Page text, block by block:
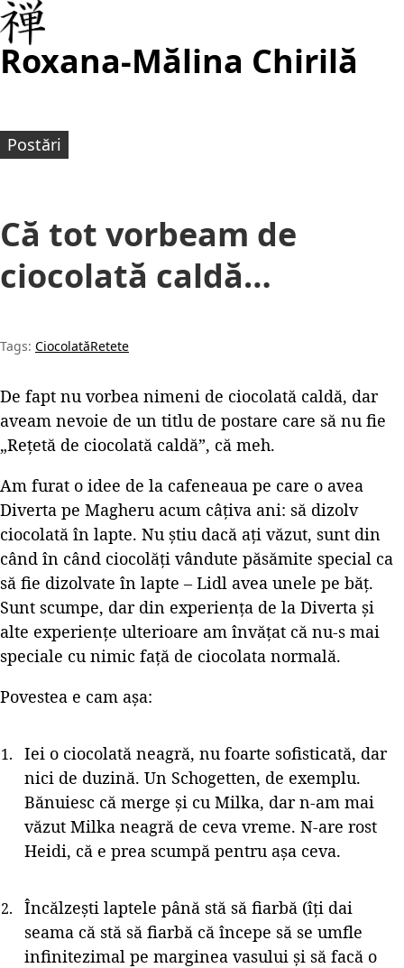
Roxana-Mălina Chirilă
Postări
Că tot vorbeam de
ciocolată caldă…
Tags: CiocolatăRetete
De fapt nu vorbea nimeni de ciocolată caldă, dar
aveam nevoie de un titlu de postare care să nu fie
„Rețetă de ciocolată caldă”, că meh.
Am furat o idee de la cafeneaua pe care o avea
Diverta pe Magheru acum câțiva ani: să dizolv
ciocolată în lapte. Nu știu dacă ați văzut, sunt din
când în când ciocolăți vândute păsămite special ca
să fie dizolvate în lapte – Lidl avea unele pe băț.
Sunt scumpe, dar din experiența de la Diverta și
alte experiențe ulterioare am învățat că nu-s mai
speciale cu nimic față de ciocolata normală.
Povestea e cam așa:
Iei o ciocolată neagră, nu foarte sofisticată, dar
nici de duzină. Un Schogetten, de exemplu.
Bănuiesc că merge și cu Milka, dar n-am mai
văzut Milka neagră de ceva vreme. N-are rost
Heidi, că e prea scumpă pentru așa ceva.
Încălzești laptele până stă să fiarbă (îți dai
seama că stă să fiarbă că începe să se umfle
infinitezimal pe marginea vasului și să facă o